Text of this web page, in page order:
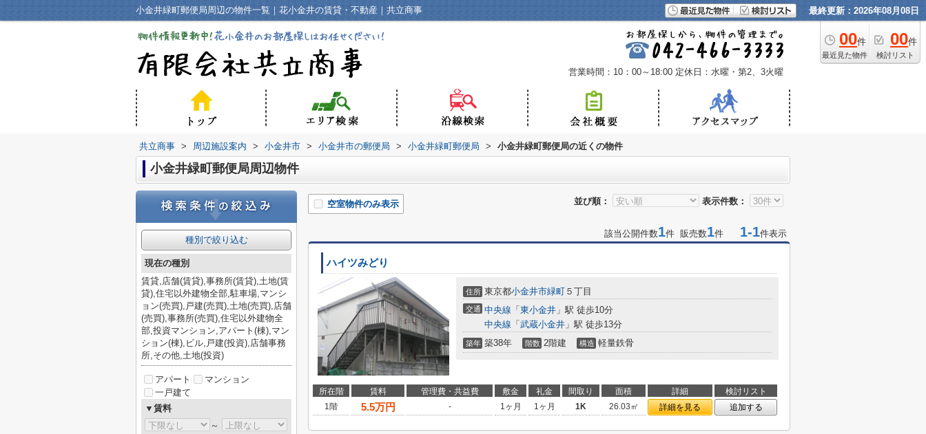
小金井緑町郵便局周辺の物件一覧｜花小金井の賃貸・不動産｜共立商事 最終更新：2026年08月08日
00件
最近見た物件
00件
検討リスト
営業時間：10：00～18:00 定休日：水曜・第2、3火曜
共立商事 > 周辺施設案内 > 小金井市 > 小金井市の郵便局 > 小金井緑町郵便局 > 小金井緑町郵便局の近くの物件
小金井緑町郵便局周辺物件
並び順： 表示件数：
空室物件のみ表示
該当公開件数1件 販売数1件 1-1件表示
ハイツみどり
住所 東京都小金井市緑町 ５丁目
交通 中央線 「 東小金井 」駅 徒歩10分
中央線 「 武蔵小金井 」駅 徒歩13分
築年 築38年 階数 2階建 構造 軽量鉄骨
所在階 賃料 管理費・共益費 敷金 礼金 間取り 面積 詳細
検討リスト
1階
5.5万円 - 1ヶ月 1ヶ月 1K 26.03㎡ 詳細を見る 追加する
種別で絞り込む
現在の種別
賃貸,店舗(賃貸),事務所(賃貸),土地(賃
貸),住宅以外建物全部,駐車場,マンシ
ョン(売買),戸建(売買),土地(売買),店舗
(売買),事務所(売買),住宅以外建物全
部,投資マンション,アパート(棟),マン
ション(棟),ビル,戸建(投資),店舗事務
所,その他,土地(投資)
アパート
マンション
一戸建て
▼賃料
～